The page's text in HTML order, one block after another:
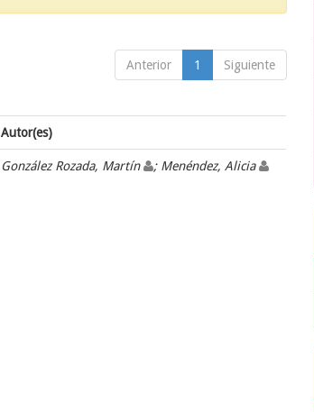
Anterior 1 Siguiente
Autor(es)
González Rozada, Martín ; Menéndez, Alicia